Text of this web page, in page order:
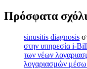
Πρόσφατα
sinusitis diagnosis
στην υπηρεσία i-
των νέων
λογαριασμών